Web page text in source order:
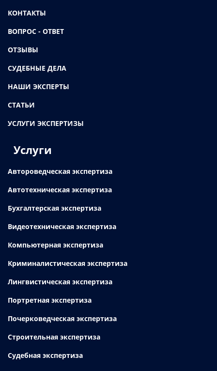
КОНТАКТЫ
ВОПРОС - ОТВЕТ
ОТЗЫВЫ
СУДЕБНЫЕ ДЕЛА
НАШИ ЭКСПЕРТЫ
СТАТЬИ
УСЛУГИ ЭКСПЕРТИЗЫ
Услуги
Автороведческая экспертиза
Автотехническая экспертиза
Бухгалтерская экспертиза
Видеотехническая экспертиза
Компьютерная экспертиза
Криминалистическая экспертиза
Лингвистическая экспертиза
Портретная экспертиза
Почерковедческая экспертиза
Строительная экспертиза
Судебная экспертиза